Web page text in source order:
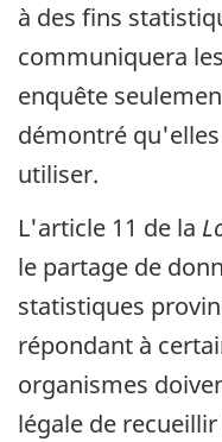
à des fins
communiquera
enquête
démontré
utiliser.
L'article 11 de la
le partage de
statistiques
répondant à
organismes
légale de